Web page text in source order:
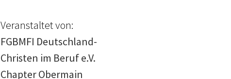
Veranstaltet von:
FGBMFI Deutschland-
Christen im Beruf e.V.
Chapter Obermain